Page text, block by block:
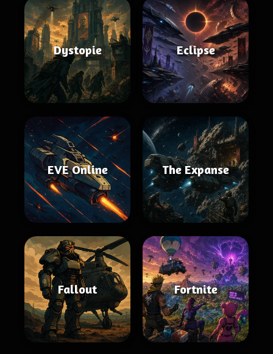
Dystopie Eclipse
EVE Online The Expanse
Fallout Fortnite